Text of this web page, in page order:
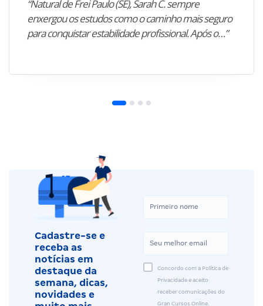
“Natural de Frei Paulo (SE), Sarah C. sempre
enxergou os estudos como o caminho mais seguro
para conquistar estabilidade profissional. Após o…”
Cadastre-se e
receba as
notícias em
destaque da
semana, dicas,
novidades e
Concordo com a Política de
Privacidade e aceito
receber comunicações do
Gran Cursos Online.